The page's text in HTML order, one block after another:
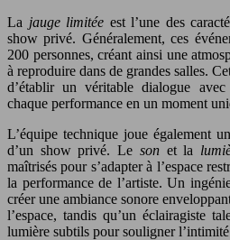
La jauge limitée est l’une des
show privé. Généralement, ces
200 personnes, créant ainsi une
à reproduire dans de grandes salles.
d’établir un véritable dialogue
chaque performance en un moment
L’équipe technique joue également
d’un show privé. Le son et la
maîtrisés pour s’adapter à l’espace
la performance de l’artiste. Un
créer une ambiance sonore
l’espace, tandis qu’un éclairagiste
lumière subtils pour souligner